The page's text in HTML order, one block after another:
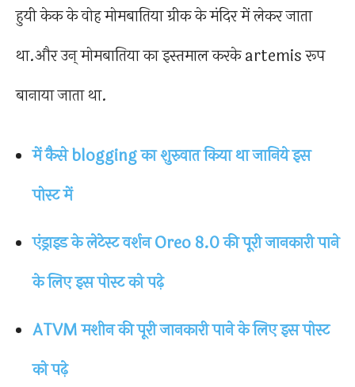
हुयी केक के वोह मोमबातिया ग्रीक के मंदिर में लेकर जाता
था.और उन् मोमबातिया का इस्तमाल करके artemis रूप
बानाया जाता था.
में कैसे blogging का शुरुवात किया था जानिये इस
पोस्ट में
एंड्राइड के लेटेस्ट वर्शन Oreo 8.0 की पूरी जानकारी पाने
के लिए इस पोस्ट को पढ़े
ATVM मशीन की पूरी जानकारी पाने के लिए इस पोस्ट
को पढ़े